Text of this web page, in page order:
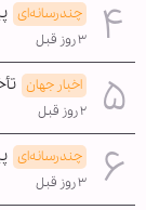
چندرسانه‌ای
۳ روز قبل
اخبار جهان
۲ روز قبل
چندرسانه‌ای
۳ روز قبل